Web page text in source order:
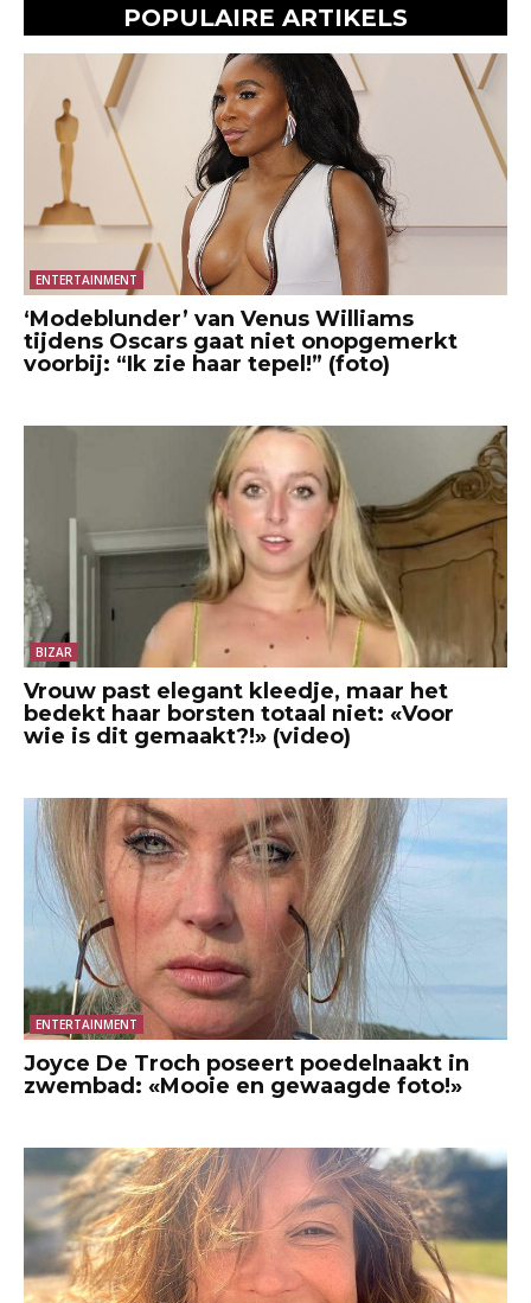
POPULAIRE ARTIKELS
ENTERTAINMENT
‘Modeblunder’ van Venus Williams
tijdens Oscars gaat niet onopgemerkt
voorbij: “Ik zie haar tepel!” (foto)
BIZAR
Vrouw past elegant kleedje, maar het
bedekt haar borsten totaal niet: «Voor
wie is dit gemaakt?!» (video)
ENTERTAINMENT
Joyce De Troch poseert poedelnaakt in
zwembad: «Mooie en gewaagde foto!»